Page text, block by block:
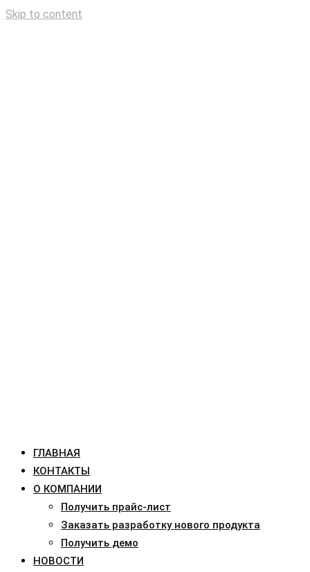
Skip to content
ГЛАВНАЯ
КОНТАКТЫ
О КОМПАНИИ
Получить прайс-лист
Заказать разработку нового продукта
Получить демо
НОВОСТИ